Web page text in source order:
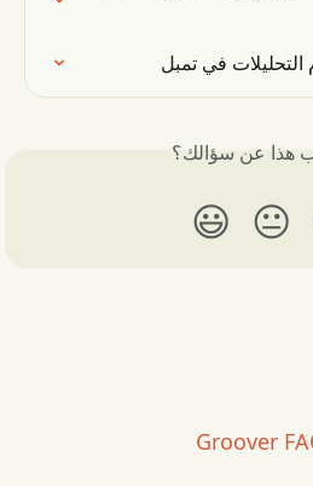
في تمبل
هذا عن سؤالك؟
😐
😃